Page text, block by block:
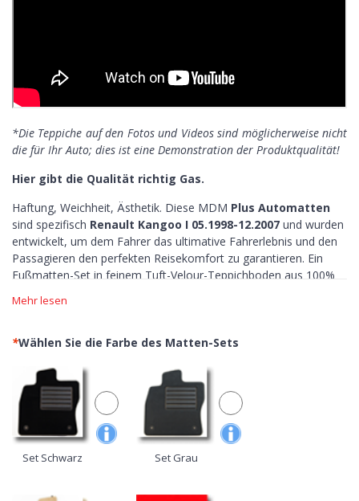
*Die Teppiche auf den Fotos und Videos sind möglicherweise nicht
die für Ihr Auto; dies ist eine Demonstration der Produktqualität!
Hier gibt die Qualität richtig Gas.
Haftung, Weichheit, Ästhetik. Diese MDM Plus Automatten
sind spezifisch Renault Kangoo I 05.1998-12.2007 und wurden
entwickelt, um dem Fahrer das ultimative Fahrerlebnis und den
Passagieren den perfekten Reisekomfort zu garantieren. Ein
Fußmatten-Set in feinem Tuft-Velour-Teppichboden aus 100%
12.2007 zeichnen sich aus:
Haftung >
die MDM Plus-Automatten sind mit rutschfesten
Einfassungen und Unterseiten ausgestattet, sie werden nach
Maß angefertigt und ihre Form wird perfekt auf die
Linienführung Ihres Autos abgestimmt. Sie haben auch originale
Befestigungsysteme. Maximale Kontrolle, keine Angst, auf das
Pedal zu drücken.
mit dem exklusivsten Teppichboden des gesamten
Mehr lesen
*Wählen Sie die Farbe des Matten-Sets
Set Schwarz Set Grau